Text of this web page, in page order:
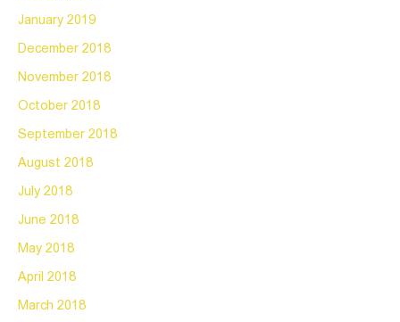
January 2019
December 2018
November 2018
October 2018
September 2018
August 2018
July 2018
June 2018
May 2018
April 2018
March 2018